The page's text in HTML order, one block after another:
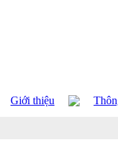
Giới thiệu